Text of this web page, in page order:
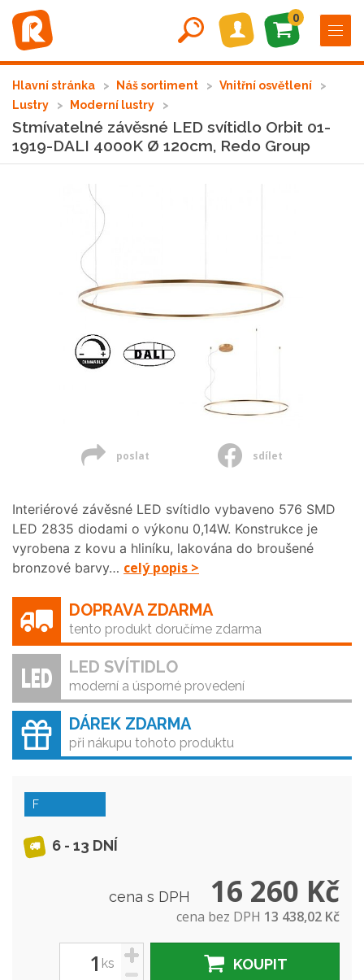
0
Hlavní stránka Náš sortiment
Vnitřní osvětlení
Lustry
Moderní lustry
Stmívatelné závěsné LED svítidlo Orbit 01-
1919-DALI 4000K Ø 120cm, Redo Group
poslat sdílet
Interiérové závěsné LED svítidlo vybaveno 576 SMD
LED 2835 diodami o výkonu 0,14W. Konstrukce je
vyrobena z kovu a hliníku, lakována do broušené
bronzové barvy… celý popis >
DOPRAVA ZDARMA
tento produkt doručíme zdarma
LED SVÍTIDLO
moderní a úsporné provedení
DÁREK ZDARMA
při nákupu tohoto produktu
F
6 - 13 DNÍ
cena s DPH 16 260 Kč
cena bez DPH 13 438,02 Kč
ks
+
-
KOUPIT